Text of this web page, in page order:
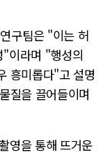
구팀은 "이는 허
"이라며 "행성의
흥미롭다"고 설명
질을 끌어들이며
영을 통해 뜨거운